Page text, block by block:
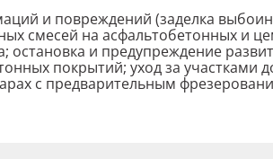
и повреждений (заделка
смесей на асфальтобетонных и
остановка и предупреждение
покрытий; уход за
с предварительным